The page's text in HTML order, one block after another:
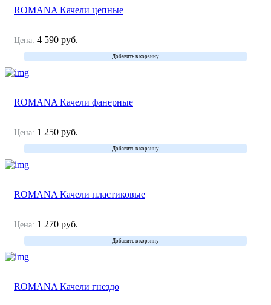
ROMANA Качели цепные
Цена: 4 590 руб.
Добавить в корзину
ROMANA Качели фанерные
Цена: 1 250 руб.
Добавить в корзину
ROMANA Качели пластиковые
Цена: 1 270 руб.
Добавить в корзину
ROMANA Качели гнездо